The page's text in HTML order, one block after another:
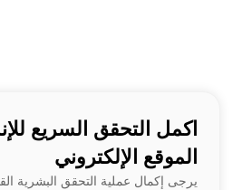
اكمل التحقق السريع
الموقع الإلكتروني
يرجى إكمال عملية التحقق البشرية